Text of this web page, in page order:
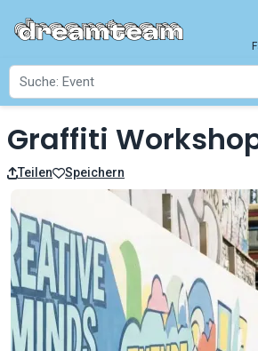
Graffiti
Teilen Speichern